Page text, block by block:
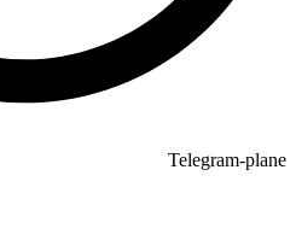
Telegram-plane